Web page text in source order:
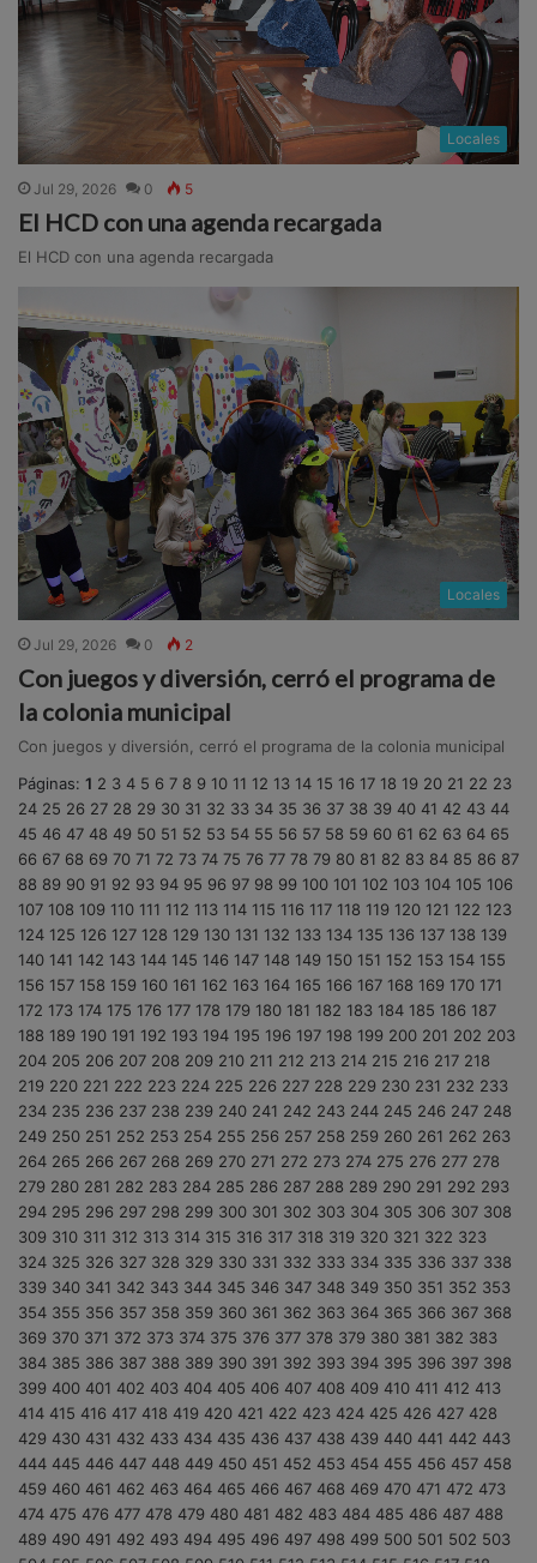
Locales
Jul 29, 2026 0 5
El HCD con una agenda recargada
El HCD con una agenda recargada
Locales
Jul 29, 2026 0 2
Con juegos y diversión, cerró el programa de
la colonia municipal
Con juegos y diversión, cerró el programa de la colonia municipal
Páginas: 1 2 3 4 5 6 7 8 9 10 11 12 13 14 15 16 17 18 19 20 21 22 23
24 25 26 27 28 29 30 31 32 33 34 35 36 37 38 39 40 41 42 43 44
45 46 47 48 49 50 51 52 53 54 55 56 57 58 59 60 61 62 63 64 65
66 67 68 69 70 71 72 73 74 75 76 77 78 79 80 81 82 83 84 85 86 87
88 89 90 91 92 93 94 95 96 97 98 99 100 101 102 103 104 105 106
107 108 109 110 111 112 113 114 115 116 117 118 119 120 121 122 123
124 125 126 127 128 129 130 131 132 133 134 135 136 137 138 139
140 141 142 143 144 145 146 147 148 149 150 151 152 153 154 155
156 157 158 159 160 161 162 163 164 165 166 167 168 169 170 171
172 173 174 175 176 177 178 179 180 181 182 183 184 185 186 187
188 189 190 191 192 193 194 195 196 197 198 199 200 201 202 203
204 205 206 207 208 209 210 211 212 213 214 215 216 217 218
219 220 221 222 223 224 225 226 227 228 229 230 231 232 233
234 235 236 237 238 239 240 241 242 243 244 245 246 247 248
249 250 251 252 253 254 255 256 257 258 259 260 261 262 263
264 265 266 267 268 269 270 271 272 273 274 275 276 277 278
279 280 281 282 283 284 285 286 287 288 289 290 291 292 293
294 295 296 297 298 299 300 301 302 303 304 305 306 307 308
309 310 311 312 313 314 315 316 317 318 319 320 321 322 323
324 325 326 327 328 329 330 331 332 333 334 335 336 337 338
339 340 341 342 343 344 345 346 347 348 349 350 351 352 353
354 355 356 357 358 359 360 361 362 363 364 365 366 367 368
369 370 371 372 373 374 375 376 377 378 379 380 381 382 383
384 385 386 387 388 389 390 391 392 393 394 395 396 397 398
399 400 401 402 403 404 405 406 407 408 409 410 411 412 413
414 415 416 417 418 419 420 421 422 423 424 425 426 427 428
429 430 431 432 433 434 435 436 437 438 439 440 441 442 443
444 445 446 447 448 449 450 451 452 453 454 455 456 457 458
459 460 461 462 463 464 465 466 467 468 469 470 471 472 473
474 475 476 477 478 479 480 481 482 483 484 485 486 487 488
489 490 491 492 493 494 495 496 497 498 499 500 501 502 503